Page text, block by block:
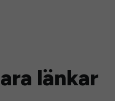
länkar